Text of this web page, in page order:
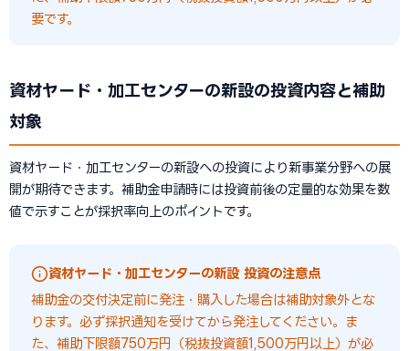
要です。
資材ヤード・加工センターの新設の投資内容と補助
対象
資材ヤード・加工センターの新設への投資により新事業分野への展
開が期待できます。補助金申請時には投資前後の定量的な効果を数
値で示すことが採択率向上のポイントです。
資材ヤード・加工センターの新設 投資の注意点
補助金の交付決定前に発注・購入した場合は補助対象外とな
ります。必ず採択通知を受けてから発注してください。ま
た、補助下限額750万円（税抜投資額1,500万円以上）が必